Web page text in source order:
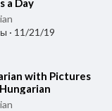
a Day
· 11/21/19
with Pictures
Words for the